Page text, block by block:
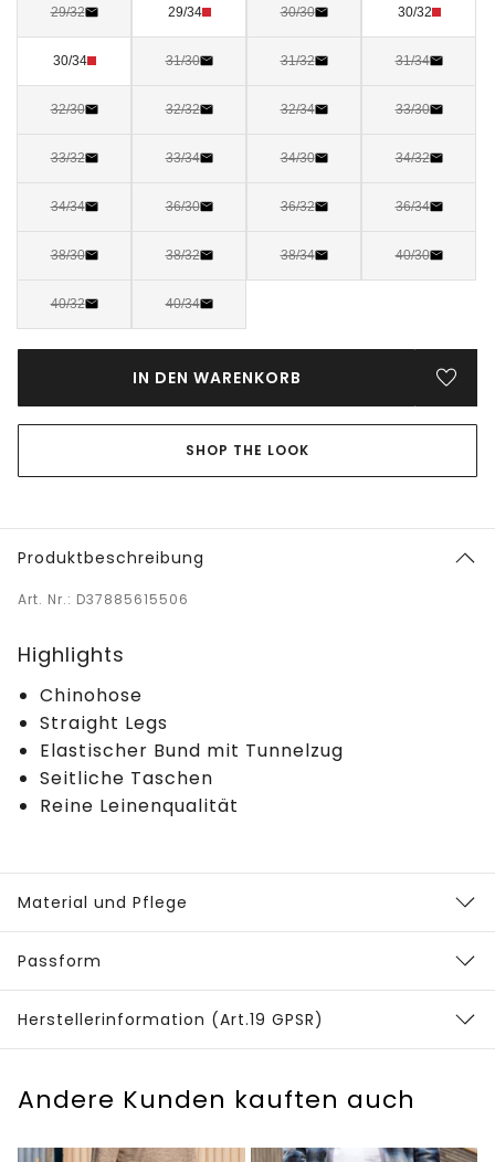
29/32 29/34 30/30 30/32
30/34 31/30 31/32 31/34
32/30 32/32 32/34 33/30
33/32 33/34 34/30 34/32
34/34 36/30 36/32 36/34
38/30 38/32 38/34 40/30
40/32 40/34
IN DEN WARENKORB
SHOP THE LOOK
Produktbeschreibung
Art. Nr.: D37885615506
Highlights
Chinohose
Straight Legs
Elastischer Bund mit Tunnelzug
Seitliche Taschen
Reine Leinenqualität
Material und Pflege
Passform
Herstellerinformation (Art.19 GPSR)
Andere Kunden kauften auch